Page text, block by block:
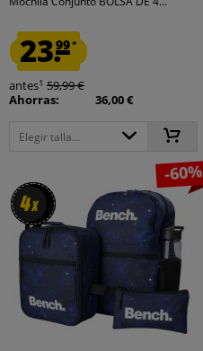
23.99*
antes1 59,99 €
Ahorras:
36,00 €
Elegir talla...
4x
4x
-60%